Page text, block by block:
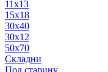
11x13
15x18
30x40
30х12
50x70
Складни
Под старину